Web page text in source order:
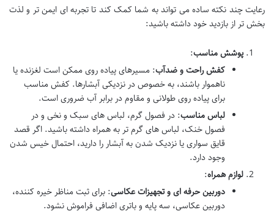
رعایت چند نکته ساده می تواند به شما کمک کند تا تجربه ای ایمن تر و لذت
بخش تر از بازدید خود داشته باشید:
پوشش مناسب:
کفش راحت و ضدآب: مسیرهای پیاده روی ممکن است لغزنده یا
ناهموار باشند، به خصوص در نزدیکی آبشارها. کفش مناسب
برای پیاده روی طولانی و مقاوم در برابر آب ضروری است.
لباس مناسب: در فصول گرم، لباس های سبک و نخی و در
فصول خنک، لباس های گرم تر به همراه داشته باشید. اگر قصد
قایق سواری یا نزدیک شدن به آبشار را دارید، احتمال خیس شدن
وجود دارد.
لوازم همراه:
دوربین حرفه ای و تجهیزات عکاسی: برای ثبت مناظر خیره کننده،
دوربین عکاسی، سه پایه و باتری اضافی فراموش نشود.